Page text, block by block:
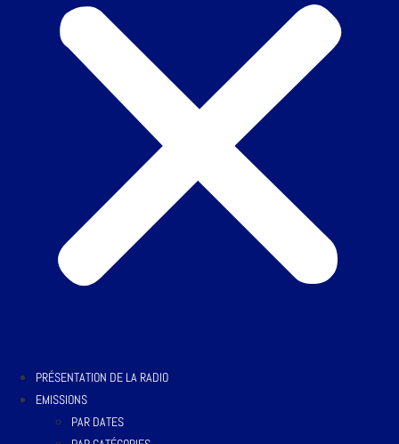
PRÉSENTATION DE LA RADIO
EMISSIONS
PAR DATES